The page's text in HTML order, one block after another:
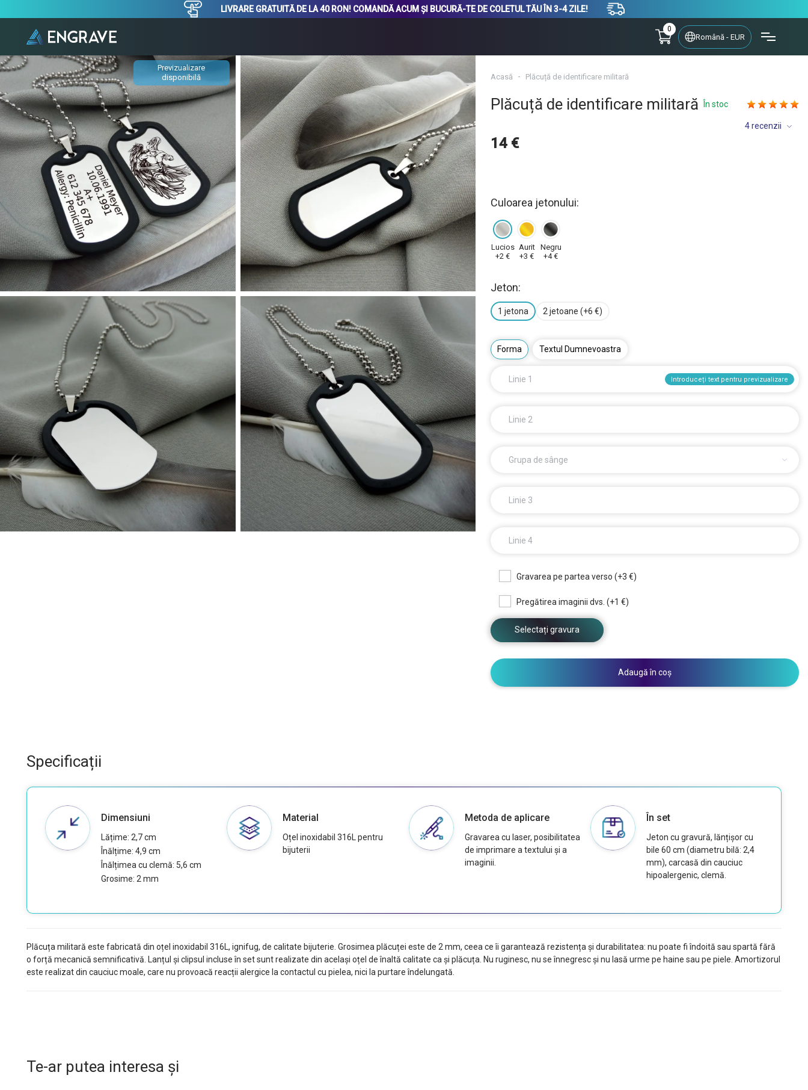
LIVRARE GRATUITĂ DE LA 40 RON! COMANDĂ ACUM ȘI BUCURĂ-TE DE COLETUL TĂU ÎN 3-4 ZILE!
0
Română - EUR
Previzualizare
disponibilă
Acasă Plăcuță de identificare militară
Plăcuță de identificare militară În stoc
4 recenzii
14 €
Culoarea jetonului:
Lucios
+2 €
Aurit
+3 €
Negru
+4 €
Jeton:
1 jetona 2 jetoane (+6 €)
Forma Textul Dumnevoastra
Linie 1 Introduceți text pentru previzualizare
Linie 2
Grupa de sânge
Linie 3
Linie 4
Gravarea pe partea verso (+3 €)
Pregătirea imaginii dvs. (+1 €)
Selectați gravura
Adaugă în coș
Specificații
Dimensiuni
Lățime: 2,7 cm
Înălțime: 4,9 cm
Înălțimea cu clemă: 5,6 cm
Grosime: 2 mm
Material
Oțel inoxidabil 316L pentru
bijuterii
Metoda de aplicare
Gravarea cu laser, posibilitatea
de imprimare a textului și a
imaginii.
În set
Jeton cu gravură, lănțișor cu
bile 60 cm (diametru bilă: 2,4
mm), carcasă din cauciuc
hipoalergenic, clemă.
Plăcuța militară este fabricată din oțel inoxidabil 316L, ignifug, de calitate bijuterie. Grosimea plăcuței este de 2 mm, ceea ce îi garantează rezistența și durabilitatea: nu poate fi îndoită sau spartă fără
o forță mecanică semnificativă. Lanțul și clipsul incluse în set sunt realizate din același oțel de înaltă calitate ca și plăcuța. Nu ruginesc, nu se înnegresc și nu lasă urme pe haine sau pe piele. Amortizorul
este realizat din cauciuc moale, care nu provoacă reacții alergice la contactul cu pielea, nici la purtare îndelungată.
Te-ar putea interesa și